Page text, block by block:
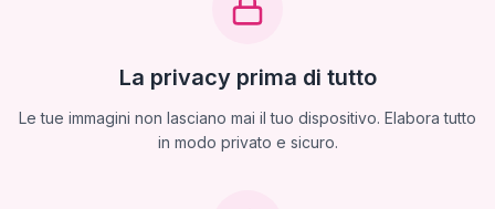
La privacy prima di tutto
Le tue immagini non lasciano mai il tuo dispositivo. Elabora tutto
in modo privato e sicuro.